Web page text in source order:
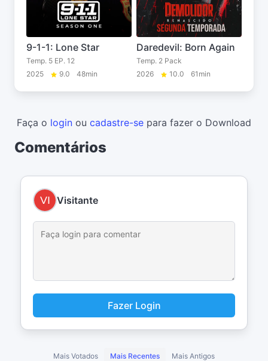
9-1-1: Lone Star
Temp. 5 EP. 12
2025
9.0 48min
Daredevil: Born Again
Temp. 2 Pack
2026
10.0 61min
Faça o login ou cadastre-se para fazer o Download
Comentários
Visitante
Fazer Login
Mais Votados Mais Recentes Mais Antigos